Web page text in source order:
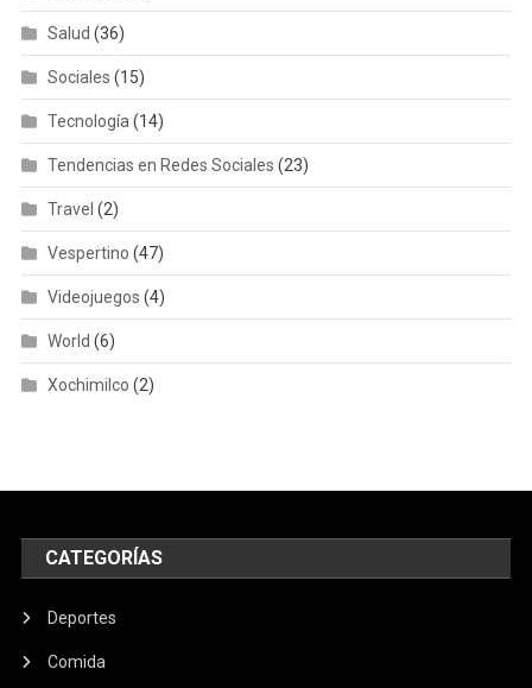
Salud (36)
Sociales (15)
Tecnología (14)
Tendencias en Redes Sociales (23)
Travel (2)
Vespertino (47)
Videojuegos (4)
World (6)
Xochimilco (2)
CATEGORÍAS
Deportes
Comida